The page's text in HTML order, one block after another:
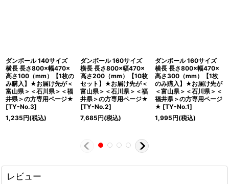
ダンボール 140サイズ
横長 長さ800×幅470×
高さ100（mm）【1枚の
み購入】★お届け先が＜
富山県＞＜石川県＞＜福
井県＞の方専用ページ★
[TY-No.3]
1,235円(税込)
ダンボール 160サイズ
横長 長さ800×幅470×
高さ200（mm）【10枚
セット】★お届け先が＜
富山県＞＜石川県＞＜福
井県＞の方専用ページ★
[TY-No.2]
7,685円(税込)
ダンボール 160サイズ
横長 長さ800×幅470×
高さ300（mm）【1枚
のみ購入】★お届け先が
＜富山県＞＜石川県＞＜
福井県＞の方専用ページ
★ [TY-No.1]
1,995円(税込)
レビュー